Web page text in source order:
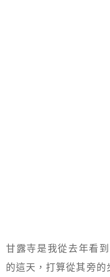
甘露寺是我從去年看
的這天，打算從其旁